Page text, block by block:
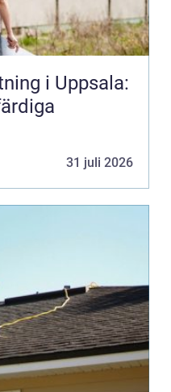
i Uppsala:
31 juli 2026